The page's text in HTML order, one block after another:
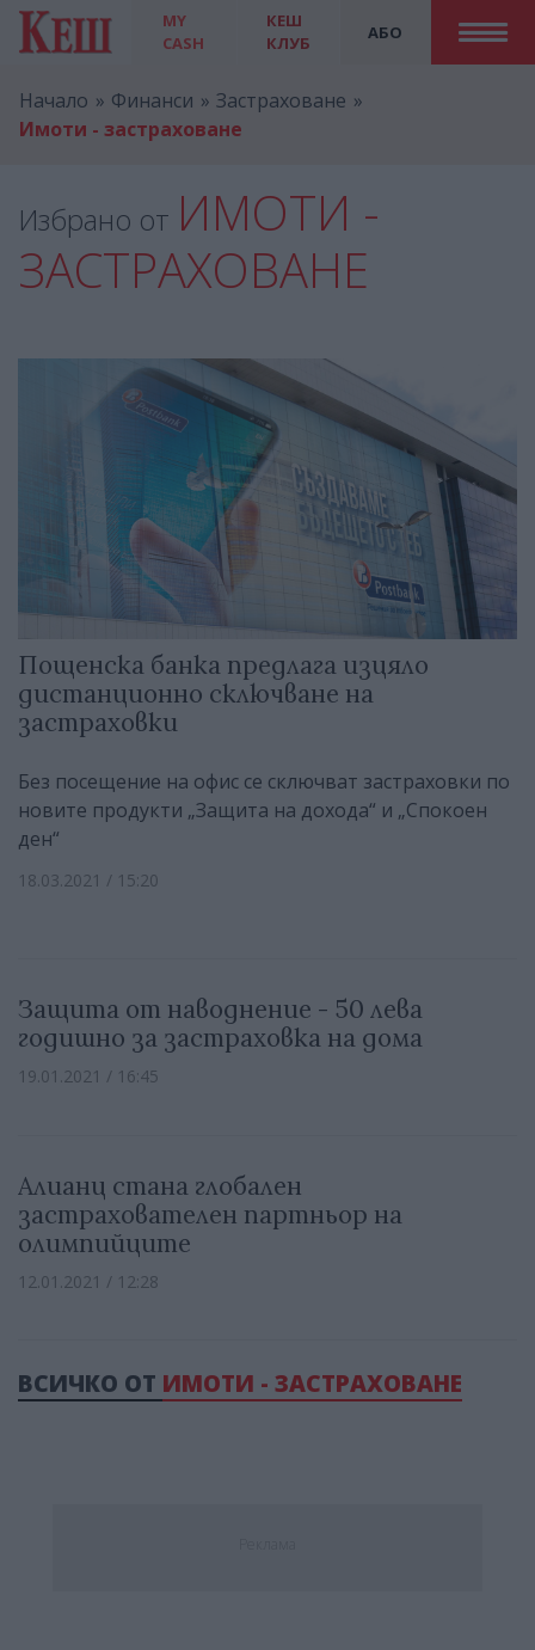
MY
CASH
АБО
КЕШ
КЛУБ
Начало Финанси
Застраховане
Имоти - застраховане
Избрано от ИМОТИ -
ЗАСТРАХОВАНЕ
Пощенска банка предлага изцяло
дистанционно сключване на
застраховки
Без посещение на офис се сключват застраховки по
новите продукти „Защита на дохода“ и „Спокоен
ден“
18.03.2021 / 15:20
Защита от наводнение - 50 лева
годишно за застраховка на дома
19.01.2021 / 16:45
Алианц стана глобален
застрахователен партньор на
олимпийците
12.01.2021 / 12:28
ВСИЧКО ОТ ИМОТИ - ЗАСТРАХОВАНЕ